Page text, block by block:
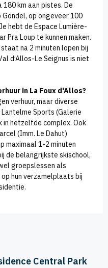
km aan pistes. De
op ongeveer 100
hebt de Espace Lumière-
Pra Loup te kunnen maken.
na 2 minuten lopen bij
d’Allos-Le Seignus is niet
in La Foux d'Allos?
verhuur, maar diverse
Sports (Galerie
in hetzelfde complex. Ook
(Imm. Le Dahut)
maximaal 1-2 minuten
de belangrijkste skischool,
groepslessen als
hun verzamelplaats bij
Central Park